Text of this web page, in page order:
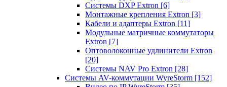
Системы DXP Extron [6]
Монтажные крепления Extron [3]
Кабели и адаптеры Extron [11]
Модульные матричные коммутаторы
Extron [7]
Оптоволоконные удлинители Extron
[20]
Системы NAV Pro Extron [28]
Системы AV-коммутации WyreStorm [152]